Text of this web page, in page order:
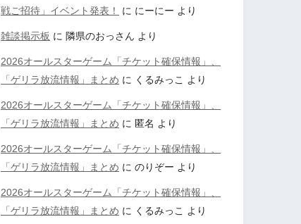
戦ご招待」イベント発表！
に にーにー より
雑談掲示板 に 隣県のおっさん より
2026オールスターゲーム「チケット確保情報」、
「ゲリラ放流情報」まとめ に くるみっこ より
2026オールスターゲーム「チケット確保情報」、
「ゲリラ放流情報」まとめ に 匿名 より
2026オールスターゲーム「チケット確保情報」、
「ゲリラ放流情報」まとめ に のりぞー より
2026オールスターゲーム「チケット確保情報」、
「ゲリラ放流情報」まとめ に くるみっこ より